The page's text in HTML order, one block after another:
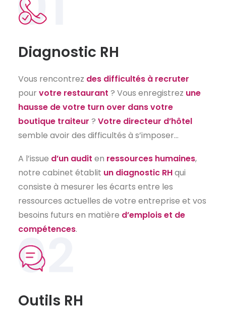
Diagnostic RH
Vous rencontrez des difficultés à recruter
pour votre restaurant ? Vous enregistrez une
hausse de votre turn over dans votre
boutique traiteur ? Votre directeur d’hôtel
semble avoir des difficultés à s’imposer…
A l’issue d’un audit en ressources humaines,
notre cabinet établit un diagnostic RHqui
consiste à mesurer les écarts entre les
ressources actuelles de votre entreprise et vos
besoins futurs en matière d’emplois et de
compétences.
Outils RH